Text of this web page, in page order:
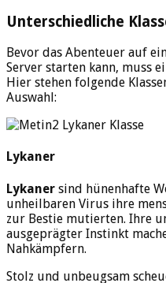
Unterschiedliche
Bevor das Abenteuer auf
Server starten kann, muss
Hier stehen folgende
Auswahl:
Lykaner
Lykaner sind hünenhafte
unheilbaren Virus ihre
zur Bestie mutierten. Ihre
ausgeprägter Instinkt
Nahkämpfern.
Stolz und unbeugsam